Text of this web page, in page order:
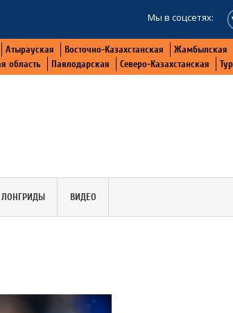
Мы в соцсетях:
Атырауская Восточно-Казахстанская Жамбылская
область Павлодарская Северо-Казахстанская
ЛОНГРИДЫ ВИДЕО